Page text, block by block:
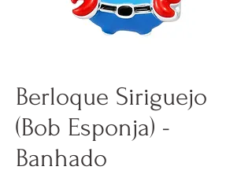
Berloque Siriguejo
(Bob Esponja) -
Banhado